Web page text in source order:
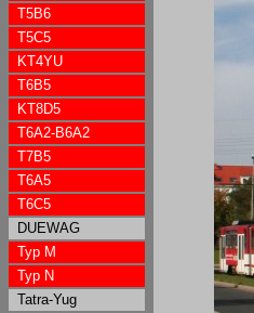
T5B6
T5C5
KT4YU
T6B5
KT8D5
T6A2-B6A2
T7B5
T6A5
T6C5
DUEWAG
Typ M
Typ N
Tatra-Yug